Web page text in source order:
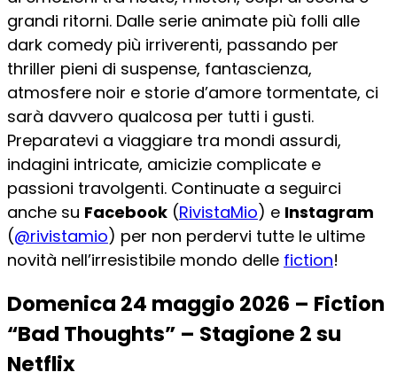
grandi ritorni. Dalle serie animate più folli alle
dark comedy più irriverenti, passando per
thriller pieni di suspense, fantascienza,
atmosfere noir e storie d’amore tormentate, ci
sarà davvero qualcosa per tutti i gusti.
Preparatevi a viaggiare tra mondi assurdi,
indagini intricate, amicizie complicate e
passioni travolgenti. Continuate a seguirci
anche su Facebook (RivistaMio) e Instagram
(@rivistamio) per non perdervi tutte le ultime
novità nell’irresistibile mondo delle fiction!
Domenica 24 maggio 2026 – Fiction
“Bad Thoughts” – Stagione 2 su
Netflix